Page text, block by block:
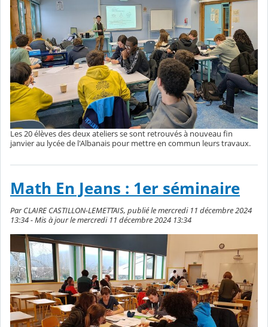
Les 20 élèves des deux ateliers se sont retrouvés à nouveau fin
janvier au lycée de l'Albanais pour mettre en commun leurs travaux.
Math En Jeans : 1er séminaire
Par CLAIRE CASTILLON-LEMETTAIS, publié le mercredi 11 décembre 2024
13:34 - Mis à jour le mercredi 11 décembre 2024 13:34